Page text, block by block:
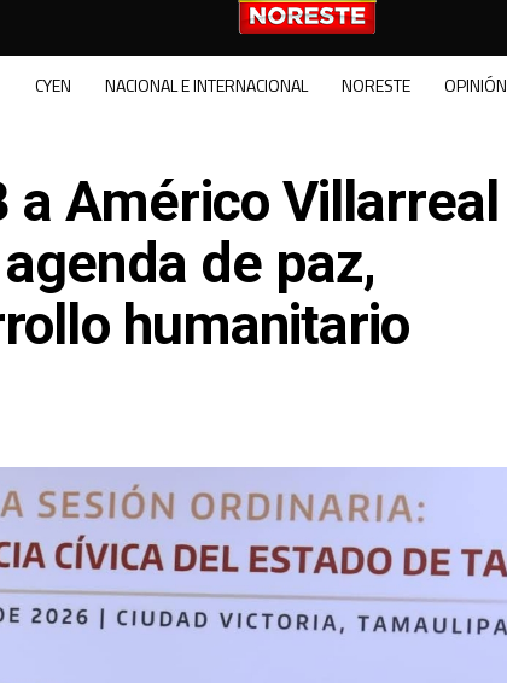
CYEN NACIONAL E INTERNACIONAL NORESTE OPINIÓN
a Américo Villarreal
de paz,
humanitario